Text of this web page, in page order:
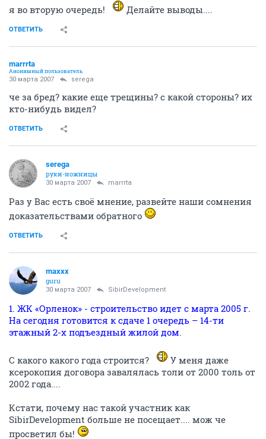
я во вторую очередь!
Делайте выводы....
ОТВЕТИТЬ
marrrta
Анонимный пользователь
30 марта 2007 serega
че за бред? какие еще трещины? с какой стороны? их
кто-нибудь видел?
ОТВЕТИТЬ
serega
руки-ножницы
30 марта 2007 marrrta
Раз у Вас есть своё мнение, развейте наши сомнения
доказательствами обратного
ОТВЕТИТЬ
maxxx
guru
30 марта 2007 SibirDevelopment
1. ЖК «Орленок» - строительство идет с марта 2005 г.
На сегодня готовится к сдаче 1 очередь – 14-ти
этажный 2-х подъездный жилой дом.
С какого какого года строится?
У меня даже
ксерокопия договора завалялась толи от 2000 толь от
2002 года....
Кстати, почему нас такой участник как
SibirDevelopment больше не посещает.... мож че
просветил бы!